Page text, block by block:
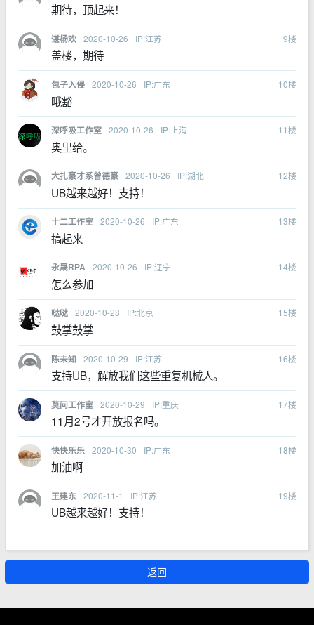
期待，顶起来！
谌杨欢 2020-10-26 IP:江苏 9楼
盖楼，期待
包子入侵 2020-10-26 IP:广东 10楼
哦豁
深呼吸工作室 2020-10-26 IP:上海 11楼
奥里给。
大扎豪才系曾德豪 2020-10-26 IP:湖北 12楼
UB越来越好！支持！
十二工作室 2020-10-26 IP:广东 13楼
搞起来
永晟RPA 2020-10-26 IP:辽宁 14楼
怎么参加
哒哒 2020-10-28 IP:北京 15楼
鼓掌鼓掌
陈未知 2020-10-29 IP:江苏 16楼
支持UB，解放我们这些重复机械人。
莫问工作室 2020-10-29 IP:重庆 17楼
11月2号才开放报名吗。
快快乐乐 2020-10-30 IP:广东 18楼
加油啊
王建东 2020-11-1 IP:江苏 19楼
UB越来越好！支持！
返回